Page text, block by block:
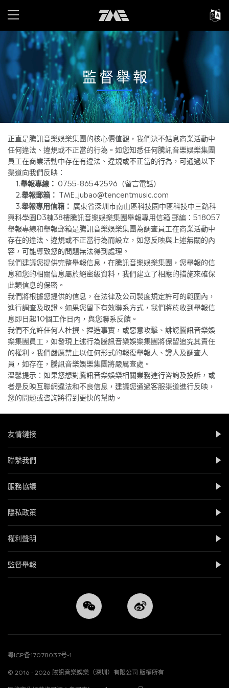
監督舉報
正直是騰訊音樂娛樂集團的核心價值觀，我們決不姑息商業活動中
任何違法、違規或不正當的行為。如您知悉任何騰訊音樂娛樂集團
員工在商業活動中存在有違法、違規或不正當的行為，可通過以下
渠道向我們反映：
1.舉報專線： 0755-86542596（留言電話）
2.舉報郵箱： TME_jubao@tencentmusic.com
3.舉報專用信箱： 廣東省深圳市南山區科技園中區科技中三路科
興科學園D3棟38樓騰訊音樂娛樂集團舉報專用信箱 郵編：518057
舉報專線和舉報郵箱是騰訊音樂娛樂集團為調查員工在商業活動中
存在的違法、違規或不正當行為而設立，如您反映與上述無關的內
容，可能導致您的問題無法得到處理。
我們建議您提供完整舉報信息，在騰訊音樂娛樂集團，您舉報的信
息和您的相關信息屬於絕密級資料，我們建立了相應的措施來確保
此類信息的保密。
我們將根據您提供的信息，在法律及公司製度規定許可的範圍內，
進行調查及取證。如果您留下有效聯系方式，我們將於收到舉報信
息即日起10個工作日內，與您聯系反饋。
我們不允許任何人杜撰、捏造事實，或惡意攻擊、誹謗騰訊音樂娛
樂集團員工，如發現上述行為騰訊音樂娛樂集團將保留追究其責任
的權利。我們嚴厲禁止以任何形式的報復舉報人、證人及調查人
員，如存在，騰訊音樂娛樂集團將嚴厲查處。
溫馨提示：如果您想對騰訊音樂娛樂相關業務進行咨詢及投訴，或
者是反映互聯網違法和不良信息，建議您通過客服渠道進行反映，
您的問題或咨詢將得到更快的幫助。
友情鏈接
聯繫我們
服務協議
隱私政策
權利聲明
監督舉報
粤ICP备17078037号-1
© 2016 - 2026 騰訊音樂娛樂（深圳）有限公司 版權所有